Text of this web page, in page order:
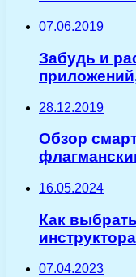
07.06.2019
Забудь и
28.12.2019
Обзор
16.05.2024
Как
инструктора
07.04.2023